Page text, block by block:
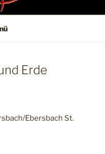
Erde
Ebersbach St.